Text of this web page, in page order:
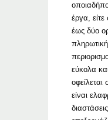
έργα,
έως δύο
πληρωτική
εύκολα
οφείλεται
είναι